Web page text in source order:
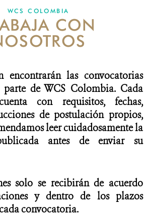
NOTICIAS
WCS VISUAL
ALIADOS Y ALIANZAS
EN MEDIOS DE COMUNICACIÓN
INFORME ANUAL WCS
ATENCIÓN DE QUEJAS Y RECLAMOS
DONA
WCS COLOMBIA
CON
encontrarán las convocatorias
de WCS Colombia. Cada
con requisitos, fechas,
de postulación propios,
leer cuidadosamente la
antes de enviar su
solo se recibirán de acuerdo
y dentro de los plazos
convocatoria.